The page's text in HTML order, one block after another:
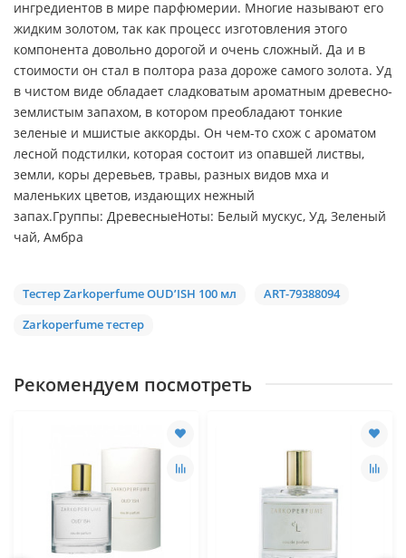
ингредиентов в мире парфюмерии. Многие называют его
жидким золотом, так как процесс изготовления этого
компонента довольно дорогой и очень сложный. Да и в
стоимости он стал в полтора раза дороже самого золота. Уд
в чистом виде обладает сладковатым ароматным древесно-
землистым запахом, в котором преобладают тонкие
зеленые и мшистые аккорды. Он чем-то схож с ароматом
лесной подстилки, которая состоит из опавшей листвы,
земли, коры деревьев, травы, разных видов мха и
маленьких цветов, издающих нежный
запах.Группы: ДревесныеНоты: Белый мускус, Уд, Зеленый
чай, Амбра
Тестер Zarkoperfume OUD’ISH 100 мл
ART-79388094
Zarkoperfume тестер
Рекомендуем посмотреть